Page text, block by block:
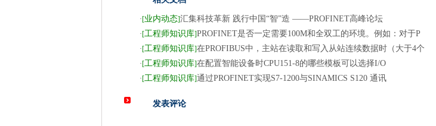
·[业内动态]汇集科技革新 践行中国“智”造 ——PROFINET高峰论坛
·[工程师知识库]PROFINET是否一定需要100M和全双工的环境。例如：对于P
·[工程师知识库]在PROFIBUS中，主站在读取和写入从站连续数据时（大于4个
·[工程师知识库]在配置智能设备时CPU151-8的哪些模板可以选择I/O
·[工程师知识库]通过PROFINET实现S7-1200与SINAMICS S120 通讯
发表评论